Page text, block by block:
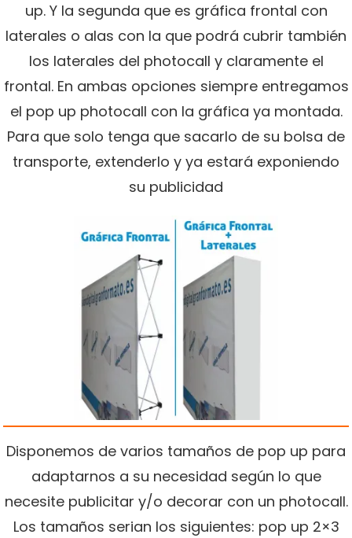
up. Y la segunda que es gráfica frontal con
laterales o alas con la que podrá cubrir también
los laterales del photocall y claramente el
frontal. En ambas opciones siempre entregamos
el pop up photocall con la gráfica ya montada.
Para que solo tenga que sacarlo de su bolsa de
transporte, extenderlo y ya estará exponiendo
su publicidad
Disponemos de varios tamaños de pop up para
adaptarnos a su necesidad según lo que
necesite publicitar y/o decorar con un photocall.
Los tamaños serian los siguientes: pop up 2×3